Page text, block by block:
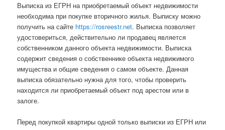
Выписка из ЕГРН на приобретаемый объект недвижимости
необходима при покупке вторичного жилья. Выписку можно
получить на сайте https://rosreestr.net. Выписка позволяет
удостовериться, действительно ли продавец является
собственником данного объекта недвижимости. Выписка
содержит сведения о собственнике объекта недвижимого
имущества и общие сведения о самом объекте. Данная
выписка обязательно нужна для того, чтобы проверить
находится ли приобретаемый объект под арестом или в
залоге.
Перед покупкой квартиры одной только выписки из ЕГРН или